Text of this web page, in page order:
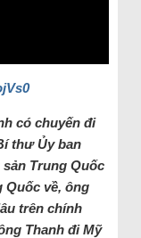
có chuyến đi
thư Ủy ban
Trung Quốc
Quốc về, ông
trên chính
Thanh đi Mỹ